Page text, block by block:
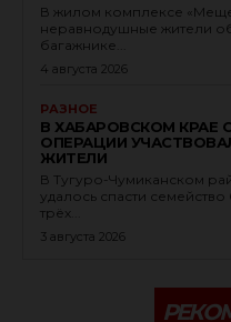
В жилом комплексе
неравнодушные жители
багажнике...
4 августа 2026
РАЗНОЕ
В ХАБАРОВСКОМ КРАЕ
ОПЕРАЦИИ
ЖИТЕЛИ
В Тугуро-Чумиканском
удалось спасти
трёх...
3 августа 2026